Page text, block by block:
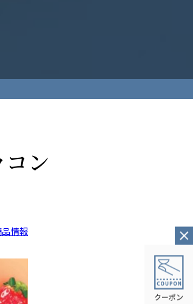
ラコン
品情報